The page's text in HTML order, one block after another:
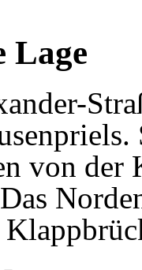
Lage
.
von der